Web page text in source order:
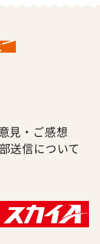
見・ご感想
送信について